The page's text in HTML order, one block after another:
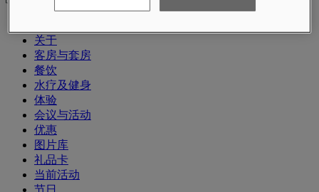
关于
客房与套房
餐饮
水疗及健身
体验
会议与活动
优惠
图片库
礼品卡
当前活动
节日